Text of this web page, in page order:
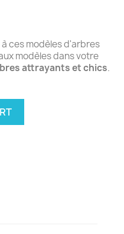
ces modèles d'arbres
modèles dans votre
attrayants et chics.